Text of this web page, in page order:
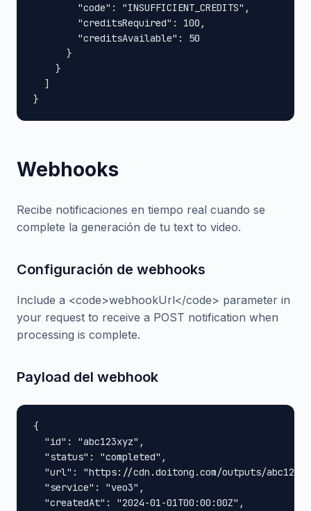
        "code": "INSUFFICIENT_CREDITS",
        "creditsRequired": 100,
        "creditsAvailable": 50
      }
    }
  ]
}
Webhooks
Recibe notificaciones en tiempo real cuando se
complete la generación de tu text to video.
Configuración de webhooks
Include a <code>webhookUrl</code> parameter in
your request to receive a POST notification when
processing is complete.
Payload del webhook
{
  "id": "abc123xyz",
  "status": "completed",
"url": "https://cdn.doitong.com/outputs/
  "service": "veo3",
  "createdAt": "2024-01-01T00:00:00Z",